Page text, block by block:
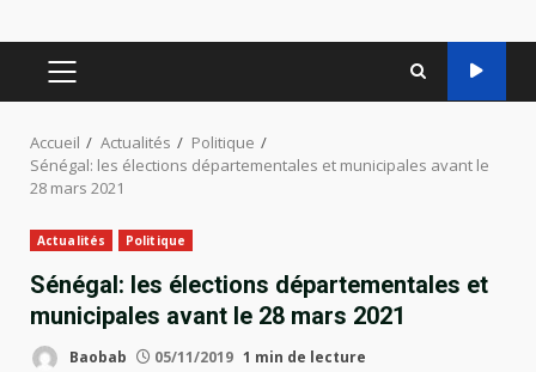
MENU
PRINCIPAL
Accueil Actualités
Politique
Sénégal: les élections départementales et municipales avant le
28 mars 2021
Actualités Politique
Sénégal: les élections départementales et
municipales avant le 28 mars 2021
Baobab 05/11/2019 1 min de lecture